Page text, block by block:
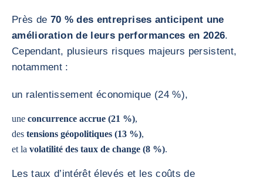
Près de 70 % des entreprises anticipent une
amélioration de leurs performances en 2026.
Cependant, plusieurs risques majeurs persistent,
notamment :
un ralentissement économique (24 %),
une concurrence accrue (21 %),
des tensions géopolitiques (13 %),
et la volatilité des taux de change (8 %).
Les taux d’intérêt élevés et les coûts de